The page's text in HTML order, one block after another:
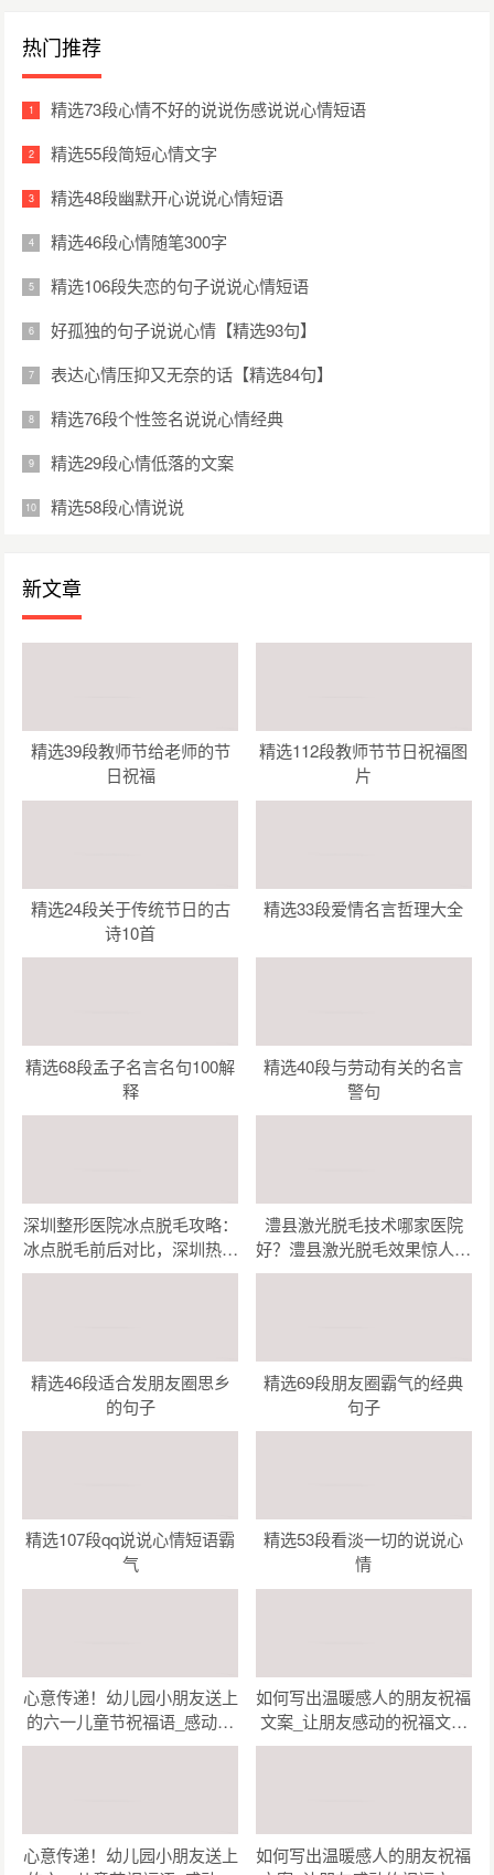
热门推荐
精选73段心情不好的说说伤感说说心情短语
精选55段简短心情文字
精选48段幽默开心说说心情短语
精选46段心情随笔300字
精选106段失恋的句子说说心情短语
好孤独的句子说说心情【精选93句】
表达心情压抑又无奈的话【精选84句】
精选76段个性签名说说心情经典
精选29段心情低落的文案
精选58段心情说说
新文章
精选39段教师节给老师的节
日祝福
精选112段教师节节日祝福图
片
精选24段关于传统节日的古
诗10首
精选33段爱情名言哲理大全
精选68段孟子名言名句100解
释
精选40段与劳动有关的名言
警句
深圳整形医院冰点脱毛攻略：
冰点脱毛前后对比，深圳热门
整形医院哪家强？
澧县激光脱毛技术哪家医院
好？澧县激光脱毛效果惊人，
这几家机构让你美丽无忧！
精选46段适合发朋友圈思乡
的句子
精选69段朋友圈霸气的经典
句子
精选107段qq说说心情短语霸
气
精选53段看淡一切的说说心
情
心意传递！幼儿园小朋友送上
的六一儿童节祝福语_感动瞬
间！幼儿园小朋友为六一儿童
如何写出温暖感人的朋友祝福
文案_让朋友感动的祝福文案
创作指南（精选47句）
心意传递！幼儿园小朋友送上
如何写出温暖感人的朋友祝福